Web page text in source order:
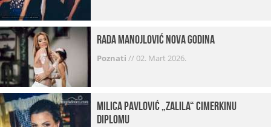
Rada Manojlović Nova godina
Poznati //02. Mart 2026.
Milica Pavlović „zalila“ cimerkinu
diplomu